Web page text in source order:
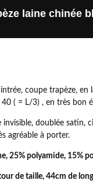
laine chinée
coupe trapèze,
( = L/3) , en très bon
invisible, doublée satin,
agréable à porter.
25% polyamide, 15%
de taille, 44cm de long